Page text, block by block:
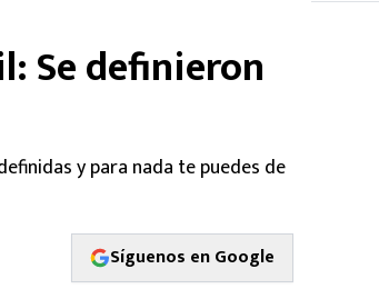
Sergio Ramos
Boxeo
NBA
Se definieron
y para nada te puedes de
Síguenos en Google